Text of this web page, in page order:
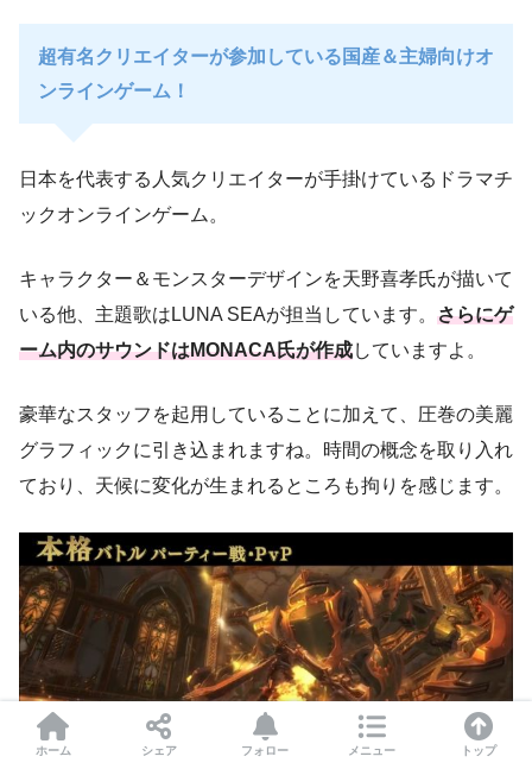
超有名クリエイターが参加している国産＆主婦向けオ
ンラインゲーム！
日本を代表する人気クリエイターが手掛けているドラマチ
ックオンラインゲーム。
キャラクター＆モンスターデザインを天野喜孝氏が描いて
いる他、主題歌はLUNA SEAが担当しています。 さらにゲ
ーム内のサウンドはMONACA氏が作成していますよ。
豪華なスタッフを起用していることに加えて、圧巻の美麗
グラフィックに引き込まれますね。時間の概念を取り入れ
ており、天候に変化が生まれるところも拘りを感じます。
ホーム シェア フォロー メニュー トップ